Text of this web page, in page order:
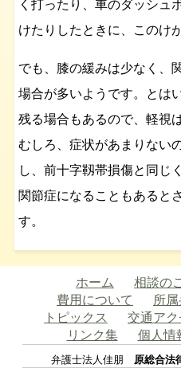
く打ったり、車のダッシュ
けたりしたときに、このけ
でも、膝の緩みは少なく、
場合が多いようです。とは
残る場合もあるので、軽視
むしろ、症状があまりない
し、前十字靱帯損傷と同じ
関節症になることもあると
す。
ホーム 相談の
費用について
所
トピックス
交通アク
リンク集
個人情
弁護士法人佳朋 原総合法